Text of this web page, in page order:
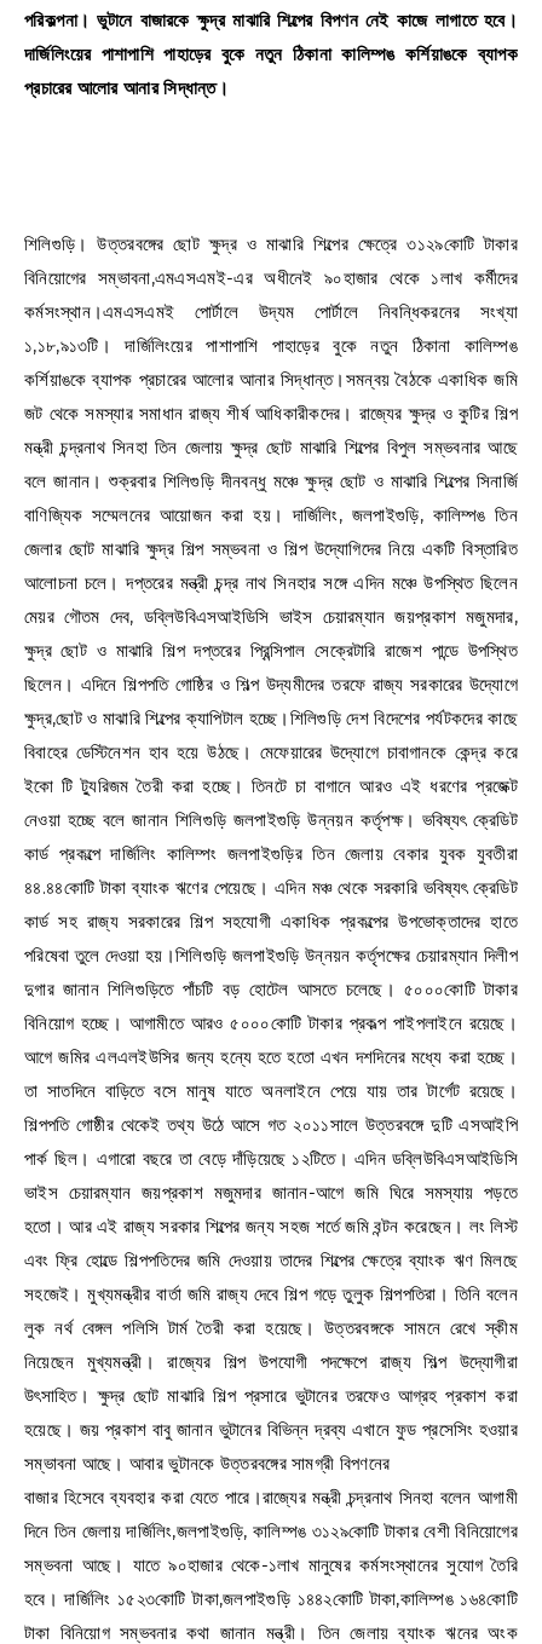
পরিকল্পনা। ভুটানে বাজারকে ক্ষুদ্র মাঝারি শিল্পের বিপণন নেই কাজে লাগাতে হবে।
দার্জিলিংয়ের পাশাপাশি পাহাড়ের বুকে নতুন ঠিকানা কালিম্পঙ কর্শিয়াঙকে ব্যাপক
প্রচারের আলোর আনার সিদ্ধান্ত।
শিলিগুড়ি। উত্তরবঙ্গের ছোট ক্ষুদ্র ও মাঝারি শিল্পের ক্ষেত্রে ৩১২৯কোটি টাকার
বিনিয়োগের সম্ভাবনা,এমএসএমই-এর অধীনেই ৯০হাজার থেকে ১লাখ কর্মীদের
কর্মসংস্থান।এমএসএমই পোর্টালে উদ্যম পোর্টালে নিবন্ধিকরনের সংখ্যা
১,১৮,৯১৩টি। দার্জিলিংয়ের পাশাপাশি পাহাড়ের বুকে নতুন ঠিকানা কালিম্পঙ
কর্শিয়াঙকে ব্যাপক প্রচারের আলোর আনার সিদ্ধান্ত।সমন্বয় বৈঠকে একাধিক জমি
জট থেকে সমস্যার সমাধান রাজ্য শীর্ষ আধিকারীকদের। রাজ্যের ক্ষুদ্র ও কুটির শিল্প
মন্ত্রী চন্দ্রনাথ সিনহা তিন জেলায় ক্ষুদ্র ছোট মাঝারি শিল্পের বিপুল সম্ভবনার আছে
বলে জানান। শুক্রবার শিলিগুড়ি দীনবন্ধু মঞ্চে ক্ষুদ্র ছোট ও মাঝারি শিল্পের সিনার্জি
বাণিজ্যিক সম্মেলনের আয়োজন করা হয়। দার্জিলিং, জলপাইগুড়ি, কালিম্পঙ তিন
জেলার ছোট মাঝারি ক্ষুদ্র শিল্প সম্ভবনা ও শিল্প উদ্যোগিদের নিয়ে একটি বিস্তারিত
আলোচনা চলে। দপ্তরের মন্ত্রী চন্দ্র নাথ সিনহার সঙ্গে এদিন মঞ্চে উপস্থিত ছিলেন
মেয়র গৌতম দেব, ডব্লিউবিএসআইডিসি ভাইস চেয়ারম্যান জয়প্রকাশ মজুমদার,
ক্ষুদ্র ছোট ও মাঝারি শিল্প দপ্তরের প্রিন্সিপাল সেক্রেটারি রাজেশ পান্ডে উপস্থিত
ছিলেন। এদিনে শিল্পপতি গোষ্ঠির ও শিল্প উদ্যমীদের তরফে রাজ্য সরকারের উদ্যোগে
ক্ষুদ্র,ছোট ও মাঝারি শিল্পের ক্যাপিটাল হচ্ছে।শিলিগুড়ি দেশ বিদেশের পর্যটকদের কাছে
বিবাহের ডেস্টিনেশন হাব হয়ে উঠছে। মেফেয়ারের উদ্যোগে চাবাগানকে কেন্দ্র করে
ইকো টি ট্যুরিজম তৈরী করা হচ্ছে। তিনটে চা বাগানে আরও এই ধরণের প্রজেক্ট
নেওয়া হচ্ছে বলে জানান শিলিগুড়ি জলপাইগুড়ি উন্নয়ন কর্তৃপক্ষ। ভবিষ্যৎ ক্রেডিট
কার্ড প্রকল্পে দার্জিলিং কালিম্পং জলপাইগুড়ির তিন জেলায় বেকার যুবক যুবতীরা
৪৪.৪৪কোটি টাকা ব্যাংক ঋণের পেয়েছে। এদিন মঞ্চ থেকে সরকারি ভবিষ্যৎ ক্রেডিট
কার্ড সহ রাজ্য সরকারের শিল্প সহযোগী একাধিক প্রকল্পের উপভোক্তাদের হাতে
পরিষেবা তুলে দেওয়া হয়।শিলিগুড়ি জলপাইগুড়ি উন্নয়ন কর্তৃপক্ষের চেয়ারম্যান দিলীপ
দুগার জানান শিলিগুড়িতে পাঁচটি বড় হোটেল আসতে চলেছে। ৫০০০কোটি টাকার
বিনিয়োগ হচ্ছে। আগামীতে আরও ৫০০০কোটি টাকার প্রকল্প পাইপলাইনে রয়েছে।
আগে জমির এলএলইউসির জন্য হন্যে হতে হতো এখন দশদিনের মধ্যে করা হচ্ছে।
তা সাতদিনে বাড়িতে বসে মানুষ যাতে অনলাইনে পেয়ে যায় তার টার্গেট রয়েছে।
শিল্পপতি গোষ্ঠীর থেকেই তথ্য উঠে আসে গত ২০১১সালে উত্তরবঙ্গে দুটি এসআইপি
পার্ক ছিল। এগারো বছরে তা বেড়ে দাঁড়িয়েছে ১২টিতে। এদিন ডব্লিউবিএসআইডিসি
ভাইস চেয়ারম্যান জয়প্রকাশ মজুমদার জানান-আগে জমি ঘিরে সমস্যায় পড়তে
হতো। আর এই রাজ্য সরকার শিল্পের জন্য সহজ শর্তে জমি বন্টন করেছেন। লং লিস্ট
এবং ফ্রি হোল্ডে শিল্পপতিদের জমি দেওয়ায় তাদের শিল্পের ক্ষেত্রে ব্যাংক ঋণ মিলছে
সহজেই। মুখ্যমন্ত্রীর বার্তা জমি রাজ্য দেবে শিল্প গড়ে তুলুক শিল্পপতিরা। তিনি বলেন
লুক নর্থ বেঙ্গল পলিসি টার্ম তৈরী করা হয়েছে। উত্তরবঙ্গকে সামনে রেখে স্কীম
নিয়েছেন মুখ্যমন্ত্রী। রাজ্যের শিল্প উপযোগী পদক্ষেপে রাজ্য শিল্প উদ্যোগীরা
উৎসাহিত। ক্ষুদ্র ছোট মাঝারি শিল্প প্রসারে ভুটানের তরফেও আগ্রহ প্রকাশ করা
হয়েছে। জয় প্রকাশ বাবু জানান ভুটানের বিভিন্ন দ্রব্য এখানে ফুড প্রসেসিং হওয়ার
সম্ভাবনা আছে। আবার ভুটানকে উত্তরবঙ্গের সামগ্রী বিপণনের
বাজার হিসেবে ব্যবহার করা যেতে পারে।রাজ্যের মন্ত্রী চন্দ্রনাথ সিনহা বলেন আগামী
দিনে তিন জেলায় দার্জিলিং,জলপাইগুড়ি, কালিম্পঙ ৩১২৯কোটি টাকার বেশী বিনিয়োগের
সম্ভবনা আছে। যাতে ৯০হাজার থেকে-১লাখ মানুষের কর্মসংস্থানের সুযোগ তৈরি
হবে। দার্জিলিং ১৫২৩কোটি টাকা,জলপাইগুড়ি ১৪৪২কোটি টাকা,কালিম্পঙ ১৬৪কোটি
টাকা বিনিয়োগ সম্ভবনার কথা জানান মন্ত্রী। তিন জেলায় ব্যাংক ঋনের অংক